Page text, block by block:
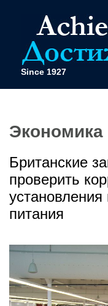
Since 1927
Экономика
Британские
проверить
питания